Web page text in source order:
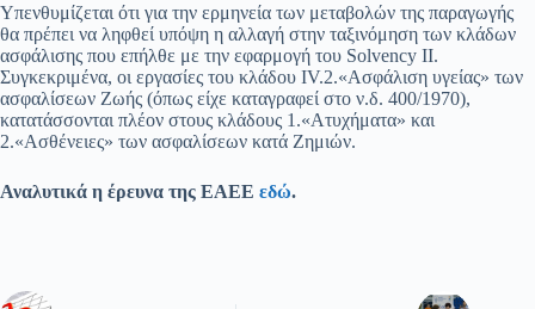
Υπενθυμίζεται ότι για την ερμηνεία των μεταβολών της παραγωγής
θα πρέπει να ληφθεί υπόψη η αλλαγή στην ταξινόμηση των κλάδων
ασφάλισης που επήλθε με την εφαρμογή του Solvency II.
Συγκεκριμένα, οι εργασίες του κλάδου IV.2.«Ασφάλιση υγείας» των
ασφαλίσεων Ζωής (όπως είχε καταγραφεί στο ν.δ. 400/1970),
κατατάσσονται πλέον στους κλάδους 1.«Ατυχήματα» και
2.«Ασθένειες» των ασφαλίσεων κατά Ζημιών.
Αναλυτικά η έρευνα της ΕΑΕΕ εδώ.